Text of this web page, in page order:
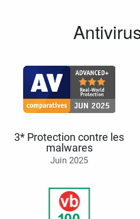
3* Protection contre les
malwares
Juin 2025